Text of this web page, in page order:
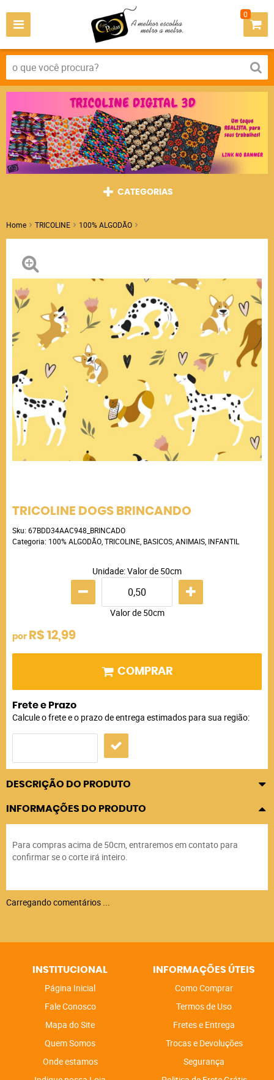
0
CATEGORIAS
Home TRICOLINE 100% ALGODÃO
TRICOLINE DOGS BRINCANDO
Sku: 67BDD34AAC948_BRINCADO
Categoria: 100% ALGODÃO TRICOLINE BASICOS ANIMAIS INFANTIL
Unidade: Valor de 50cm
Valor de 50cm
por R$ 12,99
COMPRAR
Frete e Prazo
Calcule o frete e o prazo de entrega estimados para sua região:
DESCRIÇÃO DO PRODUTO
INFORMAÇÕES DO PRODUTO
Para compras acima de 50cm, entraremos em contato para
confirmar se o corte irá inteiro.
Carregando comentários ...
INSTITUCIONAL
Página Inicial
Fale Conosco
Mapa do Site
Quem Somos
Onde estamos
INFORMAÇÕES ÚTEIS
Como Comprar
Termos de Uso
Fretes e Entrega
Trocas e Devoluções
Segurança